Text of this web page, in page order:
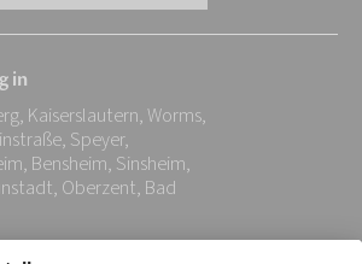
in
Kaiserslautern, Worms,
Speyer,
Bensheim, Sinsheim,
Oberzent, Bad